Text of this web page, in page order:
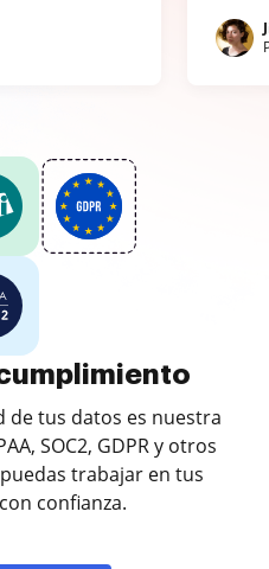
de tus datos es nuestra
SOC2, GDPR y otros
trabajar en tus
confianza.